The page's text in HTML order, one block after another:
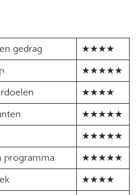
gedrag
★★★★
★★★★★
★★★★
★★★★★
★★★★★
programma
★★★★★
★★★★